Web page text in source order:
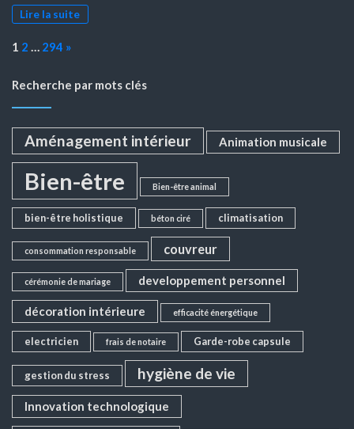
Lire la suite
Page:
1 2 … 294 Next
»
Recherche par mots clés
Aménagement intérieur Animation musicale
Bien-être Bien-être animal
bien-être holistique béton ciré climatisation
consommation responsable couvreur
cérémonie de mariage developpement personnel
décoration intérieure efficacité énergétique
electricien frais de notaire Garde-robe capsule
gestion du stress hygiène de vie
Innovation technologique